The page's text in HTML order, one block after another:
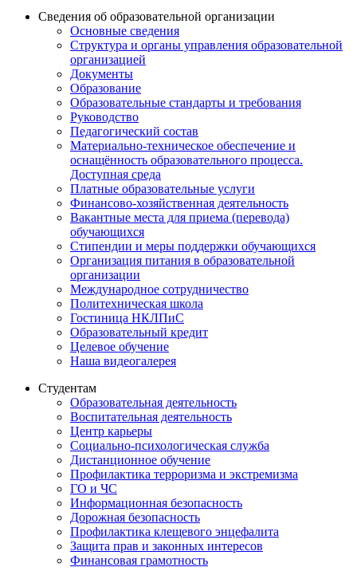
Сведения об образовательной организации
Основные сведения
Структура и органы управления образовательной
организацией
Документы
Образование
Образовательные стандарты и требования
Руководство
Педагогический состав
Материально-техническое обеспечение и
оснащённость образовательного процесса.
Доступная среда
Платные образовательные услуги
Финансово-хозяйственная деятельность
Вакантные места для приема (перевода)
обучающихся
Стипендии и меры поддержки обучающихся
Организация питания в образовательной
организации
Международное сотрудничество
Политехническая школа
Гостиница НКЛПиС
Образовательный кредит
Целевое обучение
Наша видеогалерея
Студентам
Образовательная деятельность
Воспитательная деятельность
Центр карьеры
Социально-психологическая служба
Дистанционное обучение
Профилактика терроризма и экстремизма
ГО и ЧС
Информационная безопасность
Дорожная безопасность
Профилактика клещевого энцефалита
Защита прав и законных интересов
Финансовая грамотность